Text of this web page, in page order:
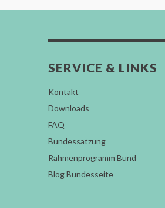
SERVICE & LINKS
Kontakt
Downloads
FAQ
Bundessatzung
Rahmenprogramm Bund
Blog Bundesseite